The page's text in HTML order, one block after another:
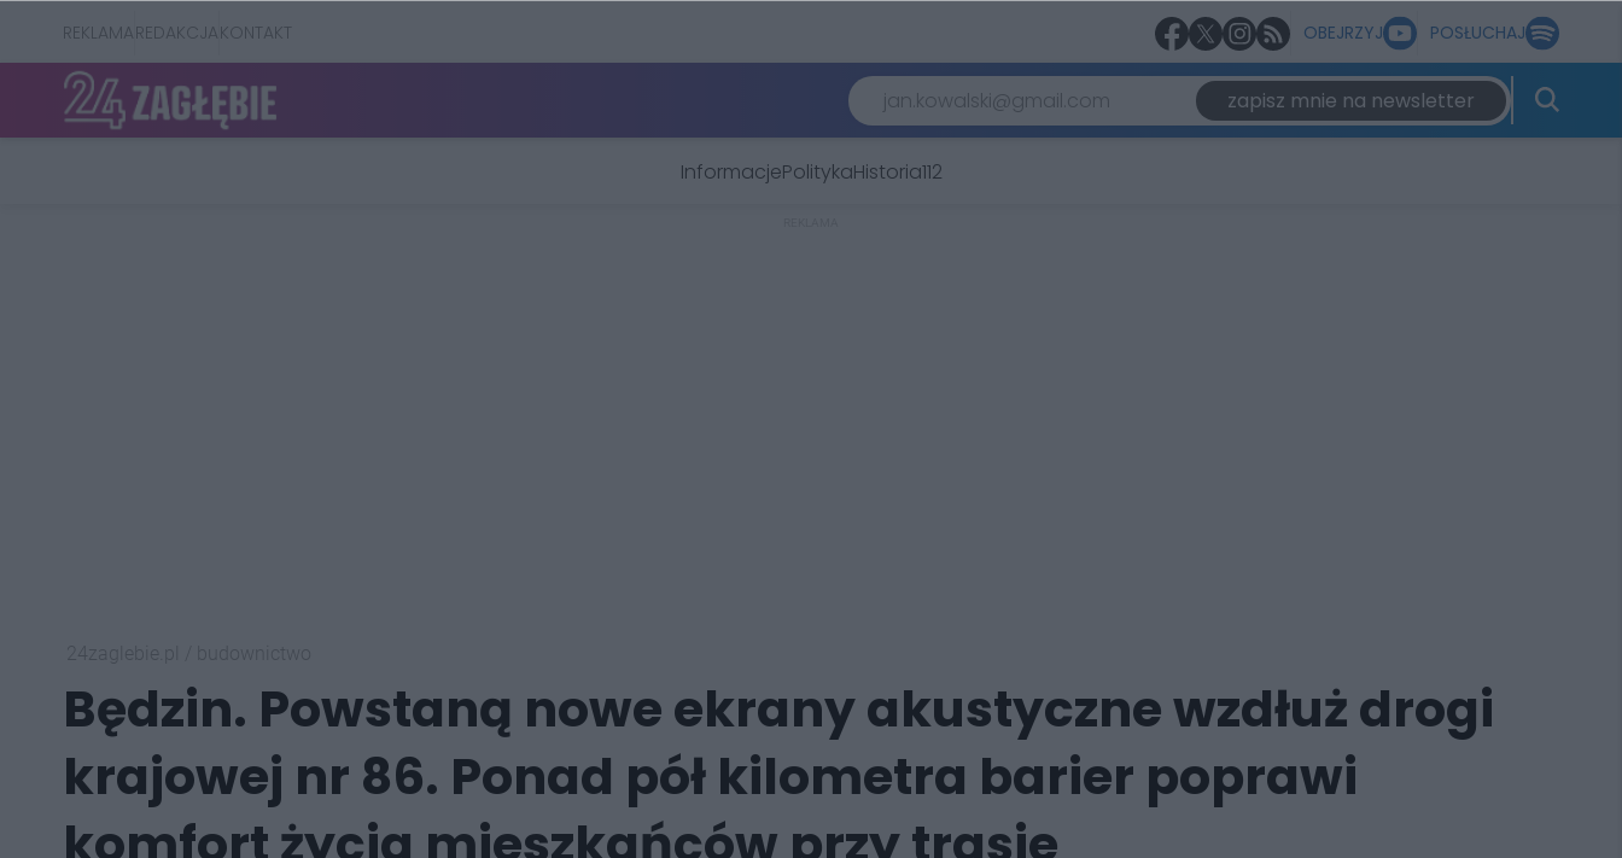
REKLAMAREDAKCJAKONTAKT OBEJRZYJ POSŁUCHAJ
zapisz mnie na newsletter
InformacjePolitykaHistoria112
Będzin. Powstaną nowe ekrany akustyczne wzdłuż drogi
krajowej nr 86. Ponad pół kilometra barier poprawi
komfort życia mieszkańców przy trasie